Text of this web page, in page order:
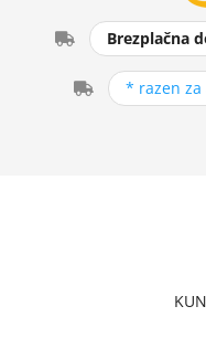
Brezplačna
* razen